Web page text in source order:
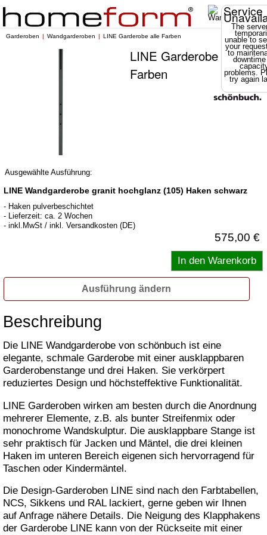
Service
The
unable to
your
to
problems.
try again
Garderoben Wandgarderoben LINE Garderobe alle Farben
LINE Garderobe alle
Farben
Ausgewählte Ausführung:
LINE Wandgarderobe granit hochglanz (105) Haken schwarz
- Haken pulverbeschichtet
- Lieferzeit: ca. 2 Wochen
- inkl.MwSt / inkl. Versandkosten (DE)
575,00 €
Ausführung ändern
Beschreibung
Die LINE Wandgarderobe von schönbuch ist eine
elegante, schmale Garderobe mit einer ausklappbaren
Garderobenstange und drei Haken. Sie verkörpert
reduziertes Design und höchsteffektive Funktionalität.
LINE Garderoben wirken am besten durch die Anordnung
mehrerer Elemente, z.B. als bunter Streifenmix oder
monochrome Wandskulptur. Die ausklappbare Stange ist
sehr praktisch für Jacken und Mäntel, die drei kleinen
Haken im unteren Bereich eigenen sich hervorragend für
Taschen oder Kindermäntel.
Die Design-Garderoben LINE sind nach den Farbtabellen,
NCS, Sikkens und RAL lackiert, gerne geben wir Ihnen
auf Anfrage nähere Details. Die Neigung des Klapphakens
der Garderobe LINE kann von der Rückseite mit einer